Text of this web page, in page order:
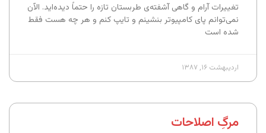
تغییرات آرام و گاهی آشفته‌ی طربستان تازه را حتماً دیده‌اید. الآن
نمی‌توانم پای کامپیوتر بنشینم و تایپ کنم و هر چه هست فقط
شده است
اردیبهشت ۱۶, ۱۳۸۷
مرگِ اصلاحات